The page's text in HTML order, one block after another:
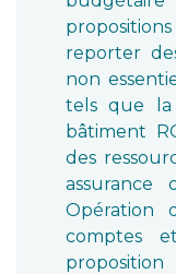
reporter
non
tels que la
bâtiment
des
assurance
Opération
comptes